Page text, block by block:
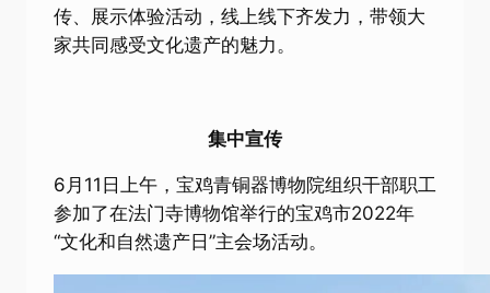
传、展示体验活动，线上线下齐发力，带领大
家共同感受文化遗产的魅力。
集中宣传
6月11日上午，宝鸡青铜器博物院组织干部职工
参加了在法门寺博物馆举行的宝鸡市2022年
“文化和自然遗产日”主会场活动。